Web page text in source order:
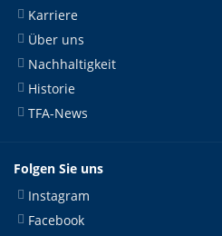
Karriere
Über uns
Nachhaltigkeit
Historie
TFA-News
Folgen Sie uns
Instagram
Facebook